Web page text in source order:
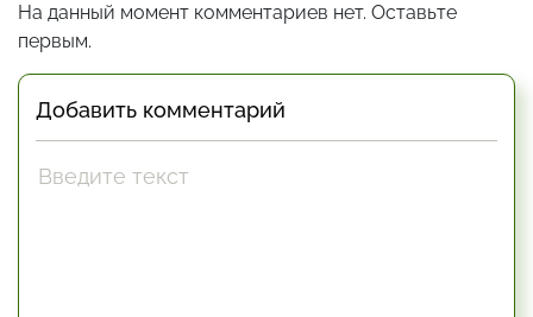
На данный момент комментариев нет. Оставьте
первым.
Добавить комментарий